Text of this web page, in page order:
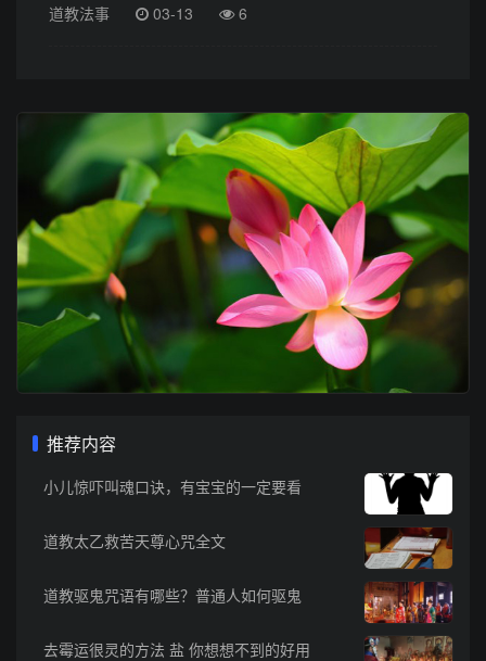
道教法事
03-13 6
推荐内容
小儿惊吓叫魂口诀，有宝宝的一定要看
道教太乙救苦天尊心咒全文
道教驱鬼咒语有哪些？普通人如何驱鬼
去霉运很灵的方法 盐 你想想不到的好用